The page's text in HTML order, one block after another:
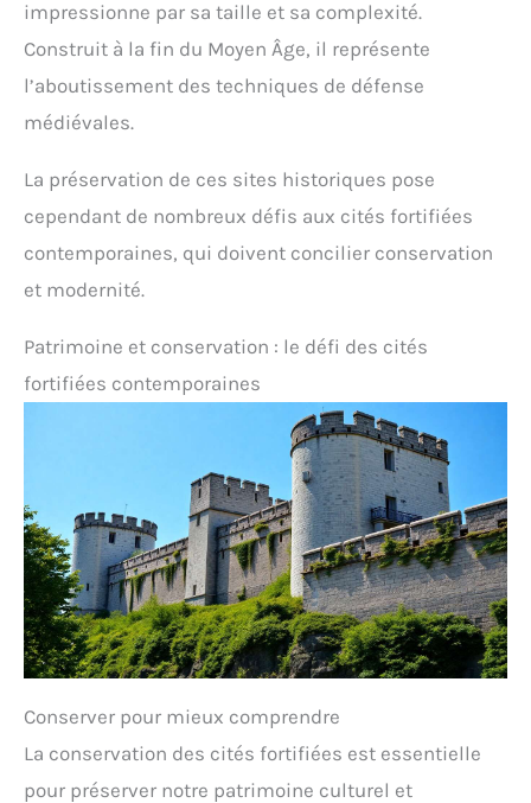
impressionne par sa taille et sa complexité.
Construit à la fin du Moyen Âge, il représente
l’aboutissement des techniques de défense
médiévales.
La préservation de ces sites historiques pose
cependant de nombreux défis aux cités fortifiées
contemporaines, qui doivent concilier conservation
et modernité.
Patrimoine et conservation : le défi des cités
fortifiées contemporaines
Conserver pour mieux comprendre
La conservation des cités fortifiées est essentielle
pour préserver notre patrimoine culturel et